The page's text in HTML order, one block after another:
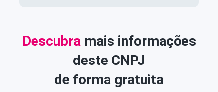
Descubra mais informações
deste CNPJ
de forma gratuita